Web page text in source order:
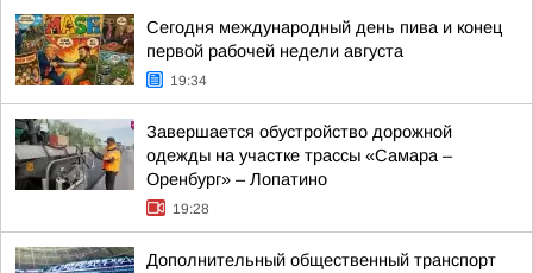
Сегодня международный день пива и конец
первой рабочей недели августа
19:34
Завершается обустройство дорожной
одежды на участке трассы «Самара –
Оренбург» – Лопатино
19:28
Дополнительный общественный транспорт